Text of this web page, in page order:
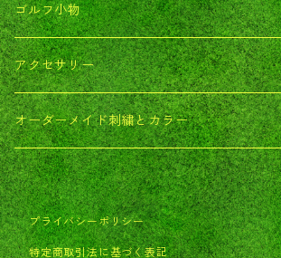
ゴルフ小物
アクセサリー
オーダーメイド刺繍とカラー
プライバシーポリシー
特定商取引法に基づく表記